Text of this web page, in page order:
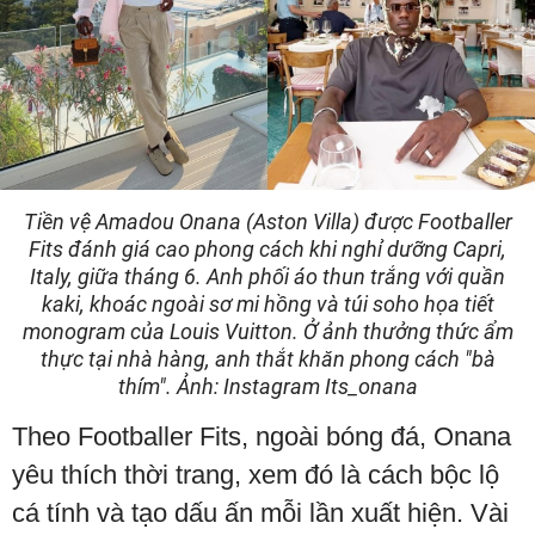
Tiền vệ Amadou Onana (Aston Villa) được Footballer
Fits đánh giá cao phong cách khi nghỉ dưỡng Capri,
Italy, giữa tháng 6. Anh phối áo thun trắng với quần
kaki, khoác ngoài sơ mi hồng và túi soho họa tiết
monogram của Louis Vuitton. Ở ảnh thưởng thức ẩm
thực tại nhà hàng, anh thắt khăn phong cách "bà
thím". Ảnh: Instagram Its_onana
Theo Footballer Fits, ngoài bóng đá, Onana
yêu thích thời trang, xem đó là cách bộc lộ
cá tính và tạo dấu ấn mỗi lần xuất hiện. Vài